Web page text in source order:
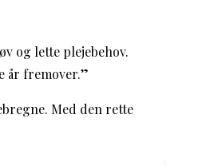
og lette plejebehov.
år fremover.”
Med den rette